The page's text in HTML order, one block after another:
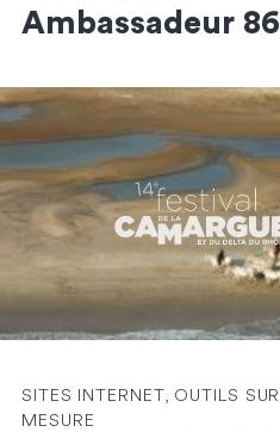
Ambassadeur 86
SITES INTERNET, OUTILS SUR
MESURE